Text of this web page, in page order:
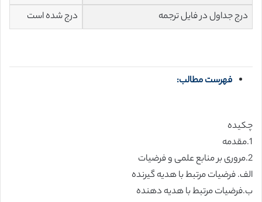
درج جداول در فایل ترجمه
درج شده است
فهرست مطالب:
چکیده
1.مقدمه
2.مروری بر منابع علمی و فرضیات
الف. فرضیات مرتبط با هدیه گیرنده
ب.فرضیات مرتبط با هدیه دهنده